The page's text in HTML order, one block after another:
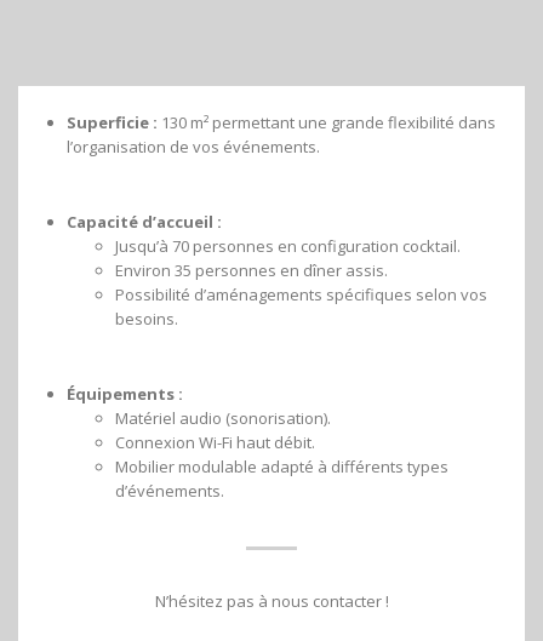
Superficie : 130 m² permettant une grande flexibilité dans
l’organisation de vos événements.
Capacité d’accueil :
Jusqu’à 70 personnes en configuration cocktail.
Environ 35 personnes en dîner assis.
Possibilité d’aménagements spécifiques selon vos
besoins.
Équipements :
Matériel audio (sonorisation).
Connexion Wi-Fi haut débit.
Mobilier modulable adapté à différents types
d’événements.
N’hésitez pas à nous contacter !